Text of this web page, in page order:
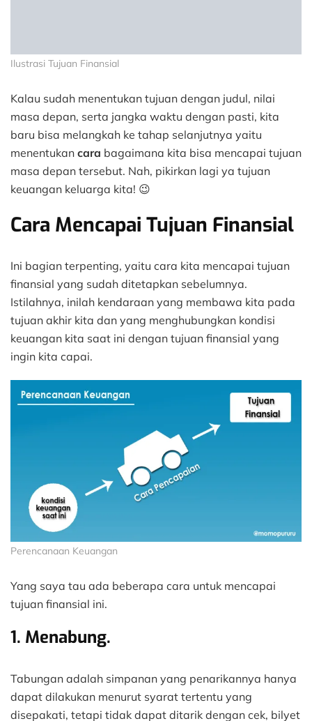
Ilustrasi Tujuan Finansial
Kalau sudah menentukan tujuan dengan judul, nilai
masa depan, serta jangka waktu dengan pasti, kita
baru bisa melangkah ke tahap selanjutnya yaitu
menentukan cara bagaimana kita bisa mencapai tujuan
masa depan tersebut. Nah, pikirkan lagi ya tujuan
keuangan keluarga kita! 😉
Cara Mencapai Tujuan Finansial
Ini bagian terpenting, yaitu cara kita mencapai tujuan
finansial yang sudah ditetapkan sebelumnya.
Istilahnya, inilah kendaraan yang membawa kita pada
tujuan akhir kita dan yang menghubungkan kondisi
keuangan kita saat ini dengan tujuan finansial yang
ingin kita capai.
Perencanaan Keuangan
Yang saya tau ada beberapa cara untuk mencapai
tujuan finansial ini.
1. Menabung.
Tabungan adalah simpanan yang penarikannya hanya
dapat dilakukan menurut syarat tertentu yang
disepakati, tetapi tidak dapat ditarik dengan cek, bilyet